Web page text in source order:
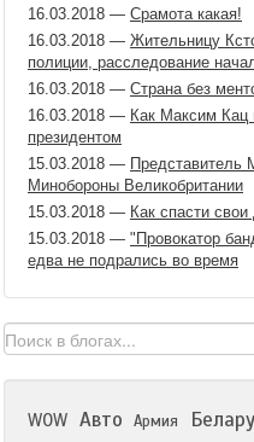
16.03.2018 — Срамота какая!
16.03.2018 — Жительницу
полиции, расследование
16.03.2018 — Страна без
16.03.2018 — Как Максим Кац
президентом
15.03.2018 — Представитель
Минобороны Великобритании
15.03.2018 — Как спасти свои
15.03.2018 — "Провокатор
едва не подрались во время
WOW Авто Армия